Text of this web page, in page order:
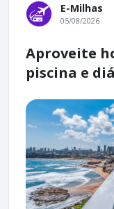
E-Milhas
05/08/2026
Aproveite
piscina e